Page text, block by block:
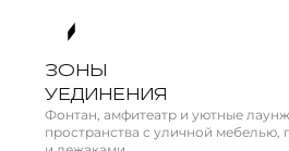
ЗОНЫ
УЕДИНЕНИЯ
Фонтан, амфитеатр и уютные
пространства с уличной мебелью,